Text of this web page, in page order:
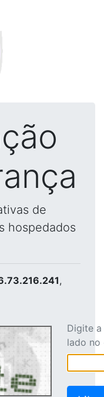
de
hospedados
,
Digite
lado no